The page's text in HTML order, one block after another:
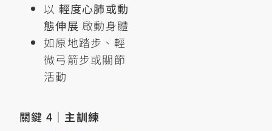
以 輕度心肺或動
態伸展 啟動身體
如原地踏步、輕
微弓箭步或關節
活動
關鍵 4｜ 主訓練